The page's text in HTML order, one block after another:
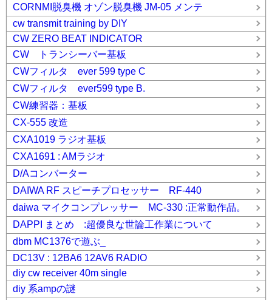
CORNMI脱臭機 オゾン脱臭機 JM-05 メンテ
cw transmit training by DIY
CW ZERO BEAT INDICATOR
CW トランシーバー基板
CWフィルタ ever 599 type C
CWフィルタ ever599 type B.
CW練習器：基板
CX-555 改造
CXA1019 ラジオ基板
CXA1691 : AMラジオ
D/Aコンバーター
DAIWA RF スピーチプロセッサー RF-440
daiwa マイクコンプレッサー MC-330 :正常動作品。
DAPPI まとめ :超優良な世論工作業について
dbm MC1376で遊ぶ_
DC13V : 12BA6 12AV6 RADIO
diy cw receiver 40m single
diy 系ampの謎